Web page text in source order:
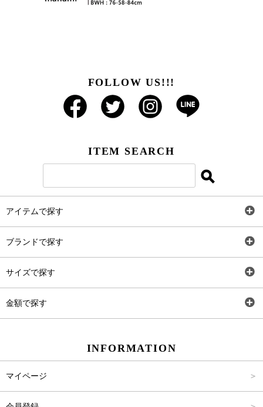
FOLLOW US!!!
ITEM SEARCH
アイテムで探す
ブランドで探す
サイズで探す
金額で探す
INFORMATION
マイページ